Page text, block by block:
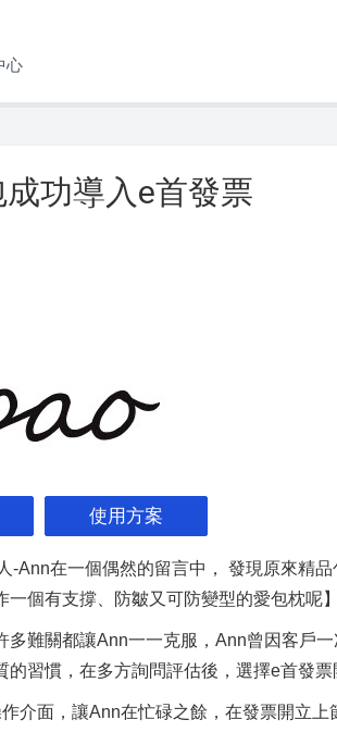
心
功導入e首發票
使用方案
-Ann在一個偶然的留言中， 發現原來精
一個有支撐、防皺又可防變型的愛包枕呢】
多難關都讓Ann一一克服，Ann曾因客戶
的習慣，在多方詢問評估後，選擇e首發票
介面，讓Ann在忙碌之餘，在發票開立